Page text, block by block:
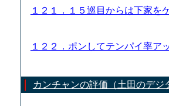
１２１．１５巡目からは下家を
１２２．ポンしてテンパイ率ア
カンチャンの評価（土田のデジ